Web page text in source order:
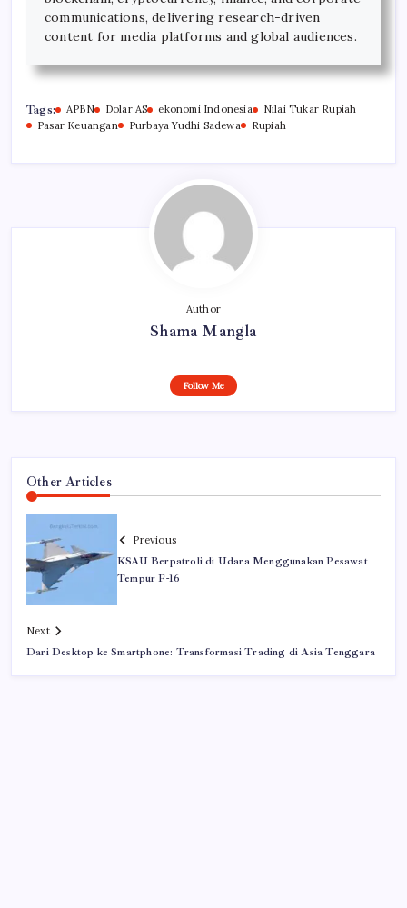
communications, delivering research-driven
content for media platforms and global audiences.
Tags: APBN Dolar AS ekonomi Indonesia
Nilai Tukar Rupiah
Pasar Keuangan
Purbaya Yudhi Sadewa Rupiah
Author
Shama Mangla
Follow Me
Other Articles
Previous
KSAU Berpatroli di Udara Menggunakan Pesawat
Tempur F-16
Next
Dari Desktop ke Smartphone: Transformasi Trading di Asia Tenggara